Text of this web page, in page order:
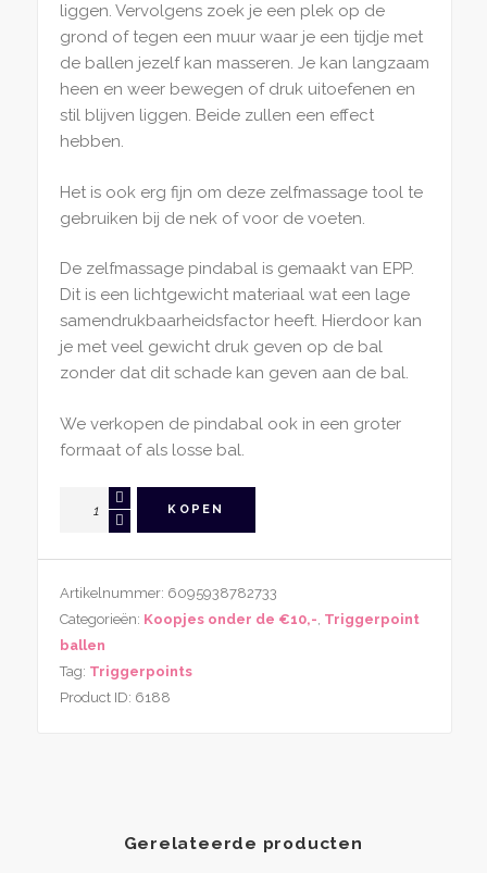
liggen. Vervolgens zoek je een plek op de
grond of tegen een muur waar je een tijdje met
de ballen jezelf kan masseren. Je kan langzaam
heen en weer bewegen of druk uitoefenen en
stil blijven liggen. Beide zullen een effect
hebben.
Het is ook erg fijn om deze zelfmassage tool te
gebruiken bij de nek of voor de voeten.
De zelfmassage pindabal is gemaakt van EPP.
Dit is een lichtgewicht materiaal wat een lage
samendrukbaarheidsfactor heeft. Hierdoor kan
je met veel gewicht druk geven op de bal
zonder dat dit schade kan geven aan de bal.
We verkopen de pindabal ook in een groter
formaat of als losse bal.
Zelfmassage
Bindweefsel
En
Triggerpoints
aantal
KOPEN
Artikelnummer: 6095938782733
Categorieën: Koopjes onder de €10,-, Triggerpoint
ballen
Tag: Triggerpoints
Product ID: 6188
Gerelateerde producten